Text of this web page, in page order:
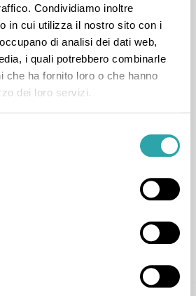
Condividiamo inoltre
in cui utilizza il nostro sito con i
di analisi dei dati web,
i quali potrebbero combinarle
che ha fornito loro o che hanno
dei loro servizi.
,Maturità, Greco Italiano,
di italiano,